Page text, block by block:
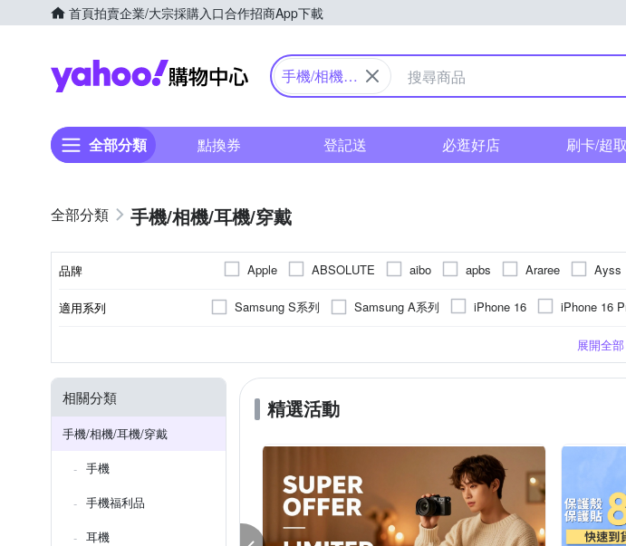
首頁拍賣企業/大宗採購入口合作招商App下載
Yahoo購物中心
手機/相機/
全部分類 點換券 登記送 必逛好店 刷卡/超取
手機/相機/耳機/穿戴
品牌 Apple ABSOLUTE aibo apbs Araree Ayss
DUX DUCIS EverChrom 彩宣 FUJIFILM 富士
National Geographic 國家地理
NILLKIN o-one
SUNPOWER
適用系列 Samsung S系列 Samsung A系列 iPhone 16 iPhone 16
iPhone14 Pro Max (6.7)
iPhone 13 Pro
vivo系列 小米系列 iPhone 7 plus/8 plus
iPhone 12 Pro Max
htc U系列
Reno4 Pro
Reno4 Z Reno5 Reno5 Pro
鏡(
vivo
背面保護貼
鋁合金 手機
展開全部
相關分類
手機/相機/耳機/穿戴
手機
手機福利品
耳機
精選活動